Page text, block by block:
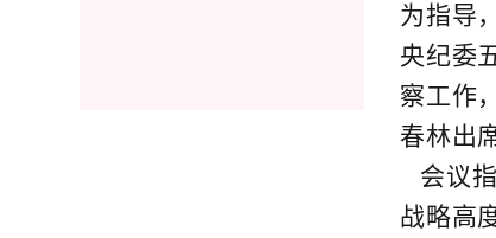
为指导
央纪委
察工作
春林出
会议
战略高